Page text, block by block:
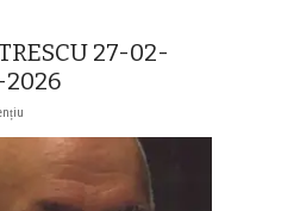
27-02-
2026